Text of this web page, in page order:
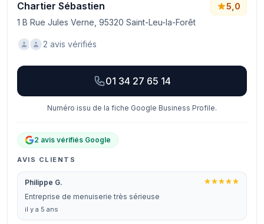
Chartier Sébastien
1 B Rue Jules Verne, 95320 Saint-Leu-la-Forêt
5,0
2 avis vérifiés
01 34 27 65 14
Numéro issu de la fiche Google Business Profile.
2 avis vérifiés Google
AVIS CLIENTS
Philippe G.
Entreprise de menuiserie très sérieuse
il y a 5 ans